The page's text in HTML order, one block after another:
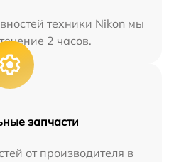
техники Nikon мы
2 часов.
запчасти
от производителя в